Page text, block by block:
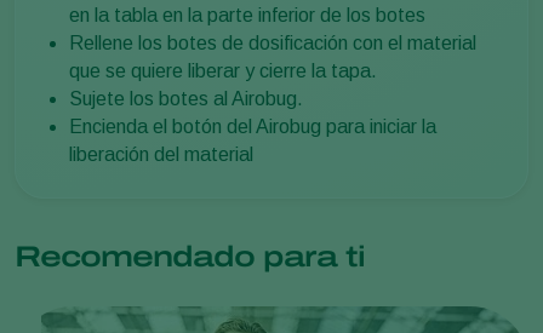
en la tabla en la parte inferior de los botes
Rellene los botes de dosificación con el material
que se quiere liberar y cierre la tapa.
Sujete los botes al Airobug.
Encienda el botón del Airobug para iniciar la
liberación del material
Recomendado para ti